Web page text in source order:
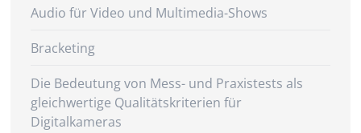
Audio für Video und Multimedia-Shows
Bracketing
Die Bedeutung von Mess- und Praxistests als
gleichwertige Qualitätskriterien für
Digitalkameras